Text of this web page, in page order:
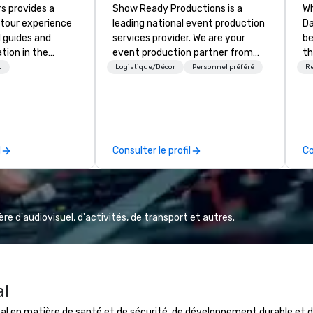
provides a
experience
and
in the
Area. Our
in Our
Show Ready Productions is a
leading national event production
services provider. We are your
event production partner from
start to finish. Our team is
Logistique/Décor Personnel préféré
Consulter le profil
d'audiovisuel, d'activités, de transport et autres.